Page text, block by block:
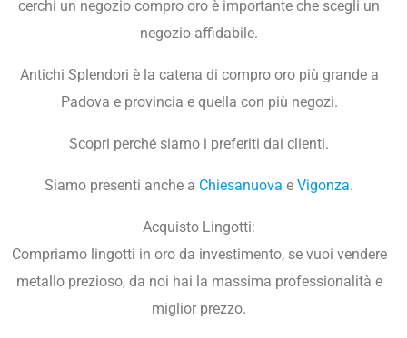
cerchi un negozio compro oro è importante che scegli un
negozio affidabile.
Antichi Splendori è la catena di compro oro più grande a
Padova e provincia e quella con più negozi.
Scopri perché siamo i preferiti dai clienti.
Siamo presenti anche a Chiesanuova e Vigonza.
Acquisto Lingotti:
Compriamo lingotti in oro da investimento, se vuoi vendere
metallo prezioso, da noi hai la massima professionalità e
miglior prezzo.